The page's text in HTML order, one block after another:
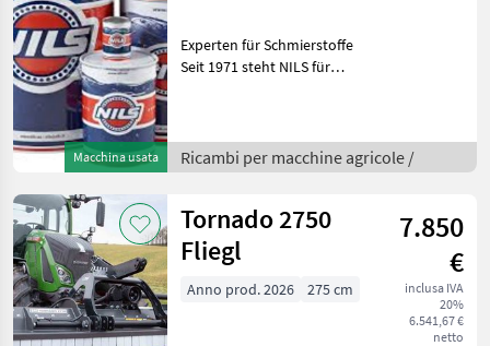
Macchina usata
Experten für Schmierstoffe
Seit 1971 steht NILS für
produzieren und vertreiben
hochwertige Hochleistung
Ricambi per macchine agricole /
Tornado 2750
Fliegl
7.850
€
inclusa IVA
20%
6.541,67 €
netto
Anno prod. 2026 275 cm